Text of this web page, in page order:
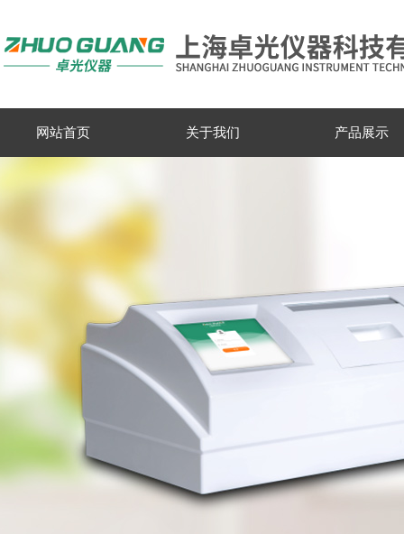
网站首页 关于我们 产品展示